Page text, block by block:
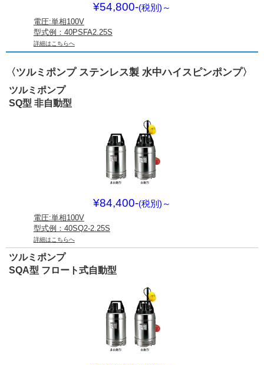
¥54,800-(税別) ～
電圧:単相100V
型式例：40PSFA2.25S
詳細はこちらへ
〈ツルミポンプ ステンレス製 水中ハイスピンポンプ〉
ツルミポンプ
SQ型 非自動型
¥84,400-(税別) ～
電圧:単相100V
型式例：40SQ2-2.25S
詳細はこちらへ
ツルミポンプ
SQA型 フロート式自動型